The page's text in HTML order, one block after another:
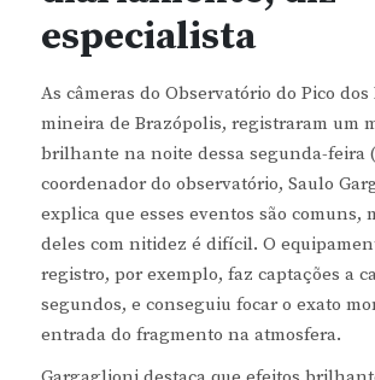
especialista
As câmeras do Observatório do Pico
mineira de Brazópolis, registraram um
brilhante na noite dessa segunda-feira
coordenador do observatório, Saulo
explica que esses eventos são comuns,
deles com nitidez é difícil. O
registro, por exemplo, faz captações a
segundos, e conseguiu focar o exato
entrada do fragmento na atmosfera.